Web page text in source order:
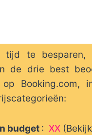
tijd te besparen,
de drie best
Booking.com,
budget : XX